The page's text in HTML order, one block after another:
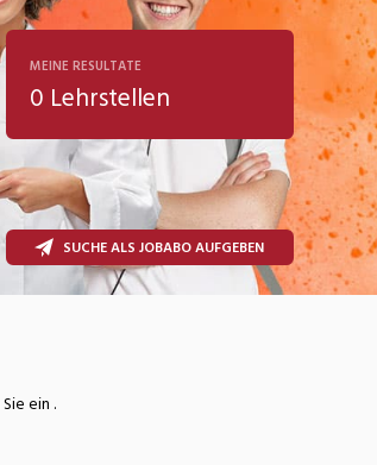
MEINE RESULTATE
0 Lehrstellen
SUCHE ALS JOBABO AUFGEBEN
ein .